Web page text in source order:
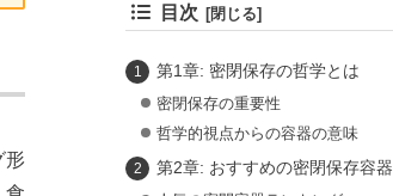
形
目次
第1章: 密閉保存の哲学とは
密閉保存の重要性
哲学的視点からの容器の意味
第2章: おすすめの密閉保存容器